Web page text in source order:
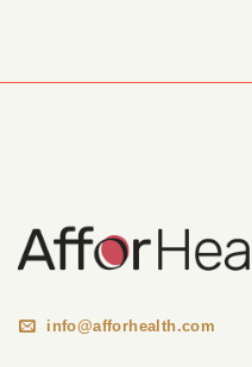
info@afforhealth.com